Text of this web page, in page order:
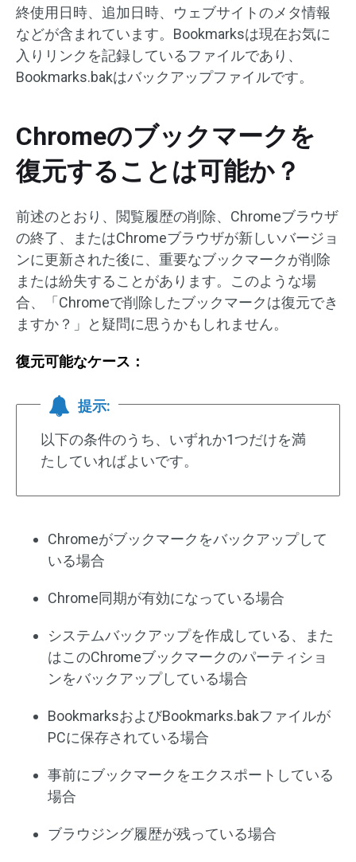
終使用日時、追加日時、ウェブサイトのメタ情報
などが含まれています。Bookmarksは現在お気に
入りリンクを記録しているファイルであり、
Bookmarks.bakはバックアップファイルです。
Chromeのブックマークを
復元することは可能か？
前述のとおり、閲覧履歴の削除、Chromeブラウザ
の終了、またはChromeブラウザが新しいバージョ
ンに更新された後に、重要なブックマークが削除
または紛失することがあります。このような場
合、「Chromeで削除したブックマークは復元でき
ますか？」と疑問に思うかもしれません。
復元可能なケース：
提示:
以下の条件のうち、いずれか1つだけを満
たしていればよいです。
Chromeがブックマークをバックアップして
いる場合
Chrome同期が有効になっている場合
システムバックアップを作成している、また
はこのChromeブックマークのパーティショ
ンをバックアップしている場合
BookmarksおよびBookmarks.bakファイルが
PCに保存されている場合
事前にブックマークをエクスポートしている
場合
ブラウジング履歴が残っている場合